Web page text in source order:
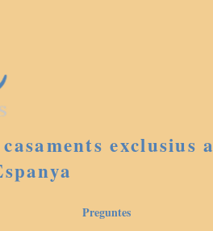
exclusius a
Preguntes